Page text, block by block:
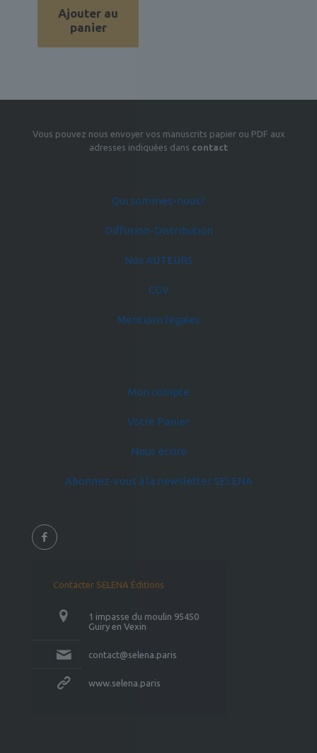
Ajouter au
panier
Vous pouvez nous envoyer vos manuscrits papier ou PDF aux
adresses indiquées dans contact
Qui sommes-nous?
Diffusion-Distribution
Nos AUTEURS
CGV
Mentions légales
Mon compte
Votre Panier
Nous écrire
Abonnez-vous à la newsletter SELENA
Contacter SELENA Éditions
1 impasse du moulin 95450
Guiry en Vexin
contact@selena.paris
www.selena.paris